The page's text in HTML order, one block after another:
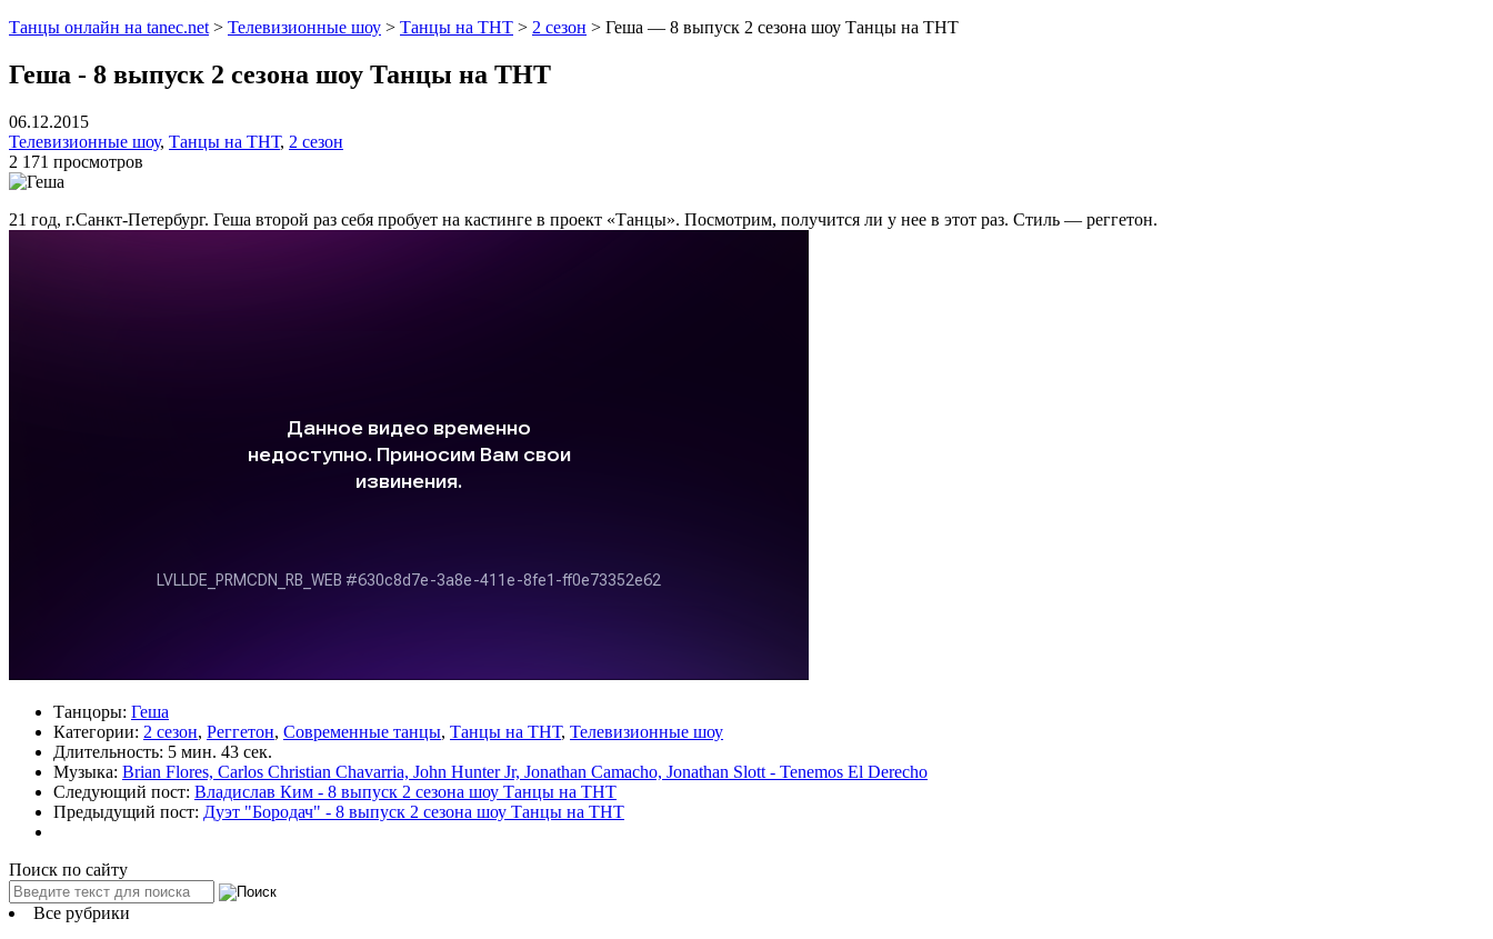
Танцы онлайн на tanec.net > Телевизионные шоу > Танцы на ТНТ > 2 сезон > Геша — 8 выпуск 2 сезона шоу Танцы на ТНТ
Геша - 8 выпуск 2 сезона шоу Танцы на ТНТ
06.12.2015
Телевизионные шоу, Танцы на ТНТ, 2 сезон
2 171 просмотров
21 год, г.Санкт-Петербург. Геша второй раз себя пробует на кастинге в проект «Танцы». Посмотрим, получится ли у нее в этот раз. Стиль — реггетон.
Танцоры: Геша
Категории: 2 сезон, Реггетон, Современные танцы, Танцы на ТНТ, Телевизионные шоу
Длительность: 5 мин. 43 сек.
Музыка: Brian Flores, Carlos Christian Chavarria, John Hunter Jr, Jonathan Camacho, Jonathan Slott - Tenemos El Derecho
Следующий пост: Владислав Ким - 8 выпуск 2 сезона шоу Танцы на ТНТ
Предыдущий пост: Дуэт "Бородач" - 8 выпуск 2 сезона шоу Танцы на ТНТ
Поиск по сайту
Все рубрики